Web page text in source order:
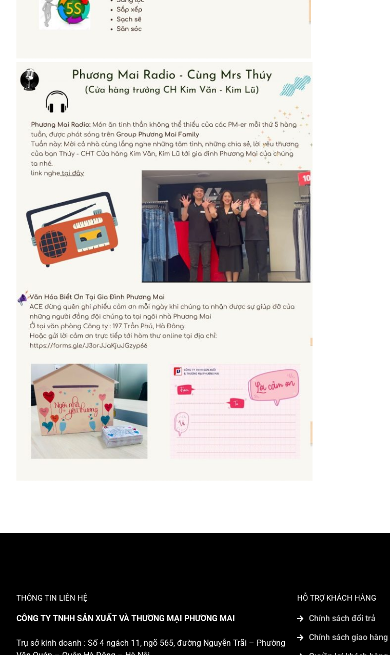
THÔNG TIN LIÊN HỆ
CÔNG TY TNHH SẢN XUẤT VÀ THƯƠNG MẠI PHƯƠNG MAI
Trụ sở kinh doanh : Số 4 ngách 11, ngõ 565, đường Nguyễn Trãi – Phường
HỖ TRỢ KHÁCH HÀNG
Chính sách đổi trả
Chính sách giao hàng